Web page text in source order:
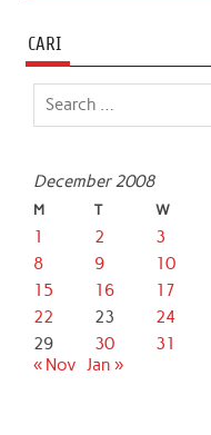
CARI
December 2008
M T W
1 2 3
8
9 10
15
16 17
22
23 24
29
30
31
« Nov Jan »